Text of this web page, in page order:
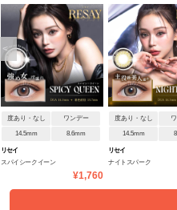
度あり・なし ワンデー
14.5mm 8.6mm
リセイ
スパイシークイーン
¥1,760
度あり・なし
14.5mm
リセイ
ナイトスパーク
<